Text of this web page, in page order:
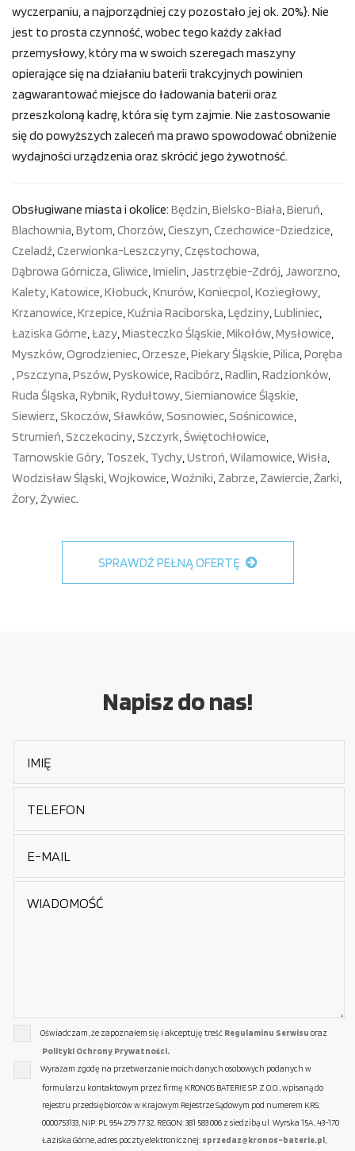
wyczerpaniu, a najporządniej czy pozostało jej ok. 20%}. Nie
jest to prosta czynność, wobec tego każdy zakład
przemysłowy, który ma w swoich szeregach maszyny
opierające się na działaniu baterii trakcyjnych powinien
zagwarantować miejsce do ładowania baterii oraz
przeszkoloną kadrę, która się tym zajmie. Nie zastosowanie
się do powyższych zaleceń ma prawo spowodować obniżenie
wydajności urządzenia oraz skrócić jego żywotność.
Obsługiwane miasta i okolice: Będzin,Bielsko-Biała,Bieruń,
Blachownia,Bytom,Chorzów,Cieszyn,Czechowice-Dziedzice,
Czeladź,Czerwionka-Leszczyny,Częstochowa,
Dąbrowa Górnicza,Gliwice,Imielin,Jastrzębie-Zdrój,Jaworzno,
Kalety,Katowice,Kłobuck,Knurów,Koniecpol,Koziegłowy,
Krzanowice,Krzepice,Kuźnia Raciborska,Lędziny,Lubliniec,
Łaziska Górne,Łazy,Miasteczko Śląskie,Mikołów,Mysłowice,
Myszków,Ogrodzieniec,Orzesze,Piekary Śląskie,Pilica,Poręba
,Pszczyna,Pszów,Pyskowice,Racibórz,Radlin,Radzionków,
Ruda Śląska,Rybnik,Rydułtowy,Siemianowice Śląskie,
Siewierz,Skoczów,Sławków,Sosnowiec,Sośnicowice,
Strumień,Szczekociny,Szczyrk,Świętochłowice,
Tarnowskie Góry, Toszek, Tychy,Ustroń,Wilamowice,Wisła,
Wodzisław Śląski,Wojkowice,Woźniki, Zabrze, Zawiercie,Żarki,
Żory,Żywiec.
SPRAWDŹ PEŁNĄ OFERTĘ
Napisz do nas!
Oświadczam, że zapoznałem się i akceptuję treść Regulaminu Serwisu oraz
Polityki Ochrony Prywatności.
Wyrażam zgodę na przetwarzanie moich danych osobowych podanych w
formularzu kontaktowym przez firmę KRONOS BATERIE SP. Z O.O., wpisaną do
rejestru przedsiębiorców w Krajowym Rejestrze Sądowym pod numerem KRS:
0000753133, NIP: PL 954 279 77 32, REGON: 381 583 006 z siedzibą ul. Wyrska 15A, 43-170
Łaziska Górne, adres poczty elektronicznej: sprzedaz@kronos-baterie.pl